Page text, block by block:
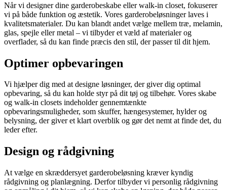
Når vi designer dine garderobeskabe eller walk-in closet, fokuserer
vi på både funktion og æstetik. Vores garderobeløsninger laves i
kvalitetsmaterialer. Du kan blandt andet vælge mellem træ, melamin,
glas, spejle eller metal – vi tilbyder et væld af materialer og
overflader, så du kan finde præcis den stil, der passer til dit hjem.
Optimer opbevaringen
Vi hjælper dig med at designe løsninger, der giver dig optimal
opbevaring, så du kan holde styr på dit tøj og tilbehør. Vores skabe
og walk-in closets indeholder gennemtænkte
opbevaringsmuligheder, som skuffer, hængesystemer, hylder og
belysning, der giver et klart overblik og gør det nemt at finde det, du
leder efter.
Design og rådgivning
At vælge en skræddersyet garderobeløsning kræver kyndig
rådgivning og planlægning. Derfor tilbyder vi personlig rådgivning